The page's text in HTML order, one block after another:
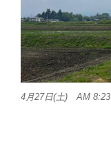
4月27日(土) AM